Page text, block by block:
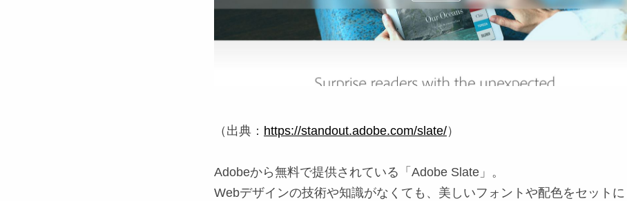
（出典： https://standout.adobe.com/slate/）
Adobeから無料で提供されている「Adobe Slate」。
Webデザインの技術や知識がなくても、美しいフォントや配色をセットに